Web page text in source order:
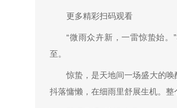
更多精彩扫码观看
“微雨众卉新，一雷惊蛰始
至。
惊蛰，是天地间一场盛大的
抖落慵懒，在细雨里舒展生机。整